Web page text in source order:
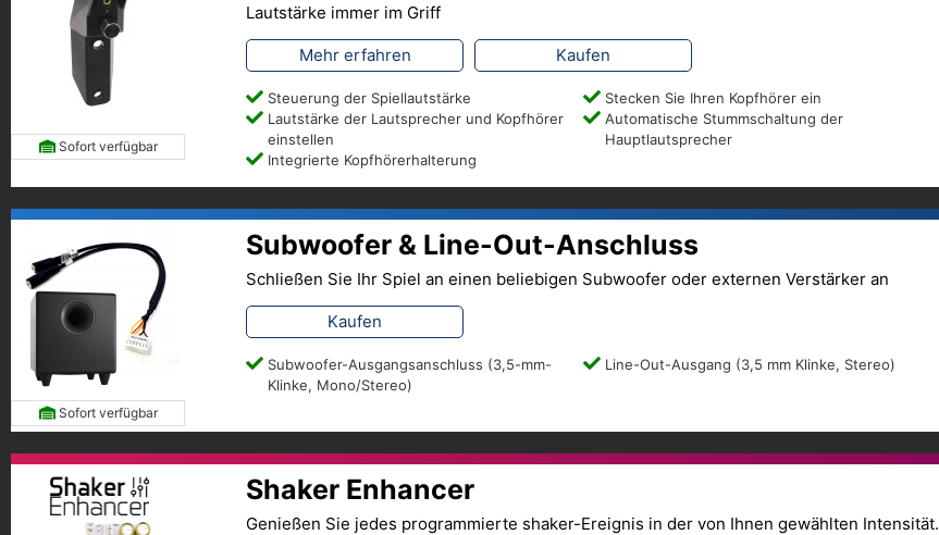
Sofort verfügbar
Lautstärke immer im Griff
Mehr erfahren Kaufen
Steuerung der Spiellautstärke
Stecken Sie Ihren Kopfhörer ein
Lautstärke der Lautsprecher und Kopfhörer
einstellen
Automatische Stummschaltung der
Hauptlautsprecher
Integrierte Kopfhörerhalterung
Sofort verfügbar
Subwoofer & Line-Out-Anschluss
Schließen Sie Ihr Spiel an einen beliebigen Subwoofer oder externen Verstärker an
Kaufen
Subwoofer-Ausgangsanschluss (3,5-mm-
Klinke, Mono/Stereo)
Line-Out-Ausgang (3,5 mm Klinke, Stereo)
Shaker Enhancer
Genießen Sie jedes programmierte shaker-Ereignis in der von Ihnen gewählten Intensität.